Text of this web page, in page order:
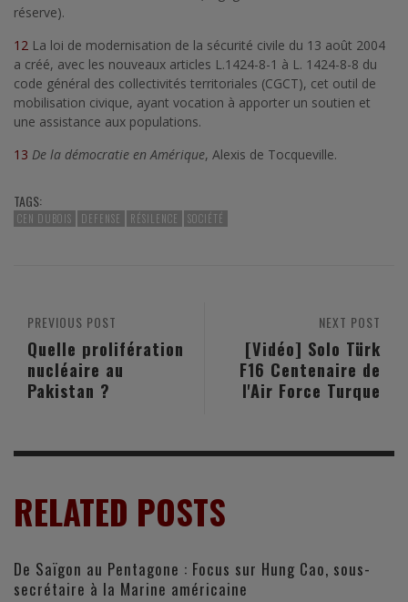
réserve).
12 La loi de modernisation de la sécurité civile du 13 août 2004
a créé, avec les nouveaux articles L.1424-8-1 à L. 1424-8-8 du
code général des collectivités territoriales (CGCT), cet outil de
mobilisation civique, ayant vocation à apporter un soutien et
une assistance aux populations.
13 De la démocratie en Amérique, Alexis de Tocqueville.
TAGS:
CEN DUBOIS DEFENSE RÉSILENCE SOCIÉTÉ
NEXT POST
[Vidéo] Solo Türk
F16 Centenaire de
l'Air Force Turque
PREVIOUS POST
Quelle prolifération
nucléaire au
Pakistan ?
RELATED POSTS
De Saïgon au Pentagone : Focus sur Hung Cao, sous-
secrétaire à la Marine américaine